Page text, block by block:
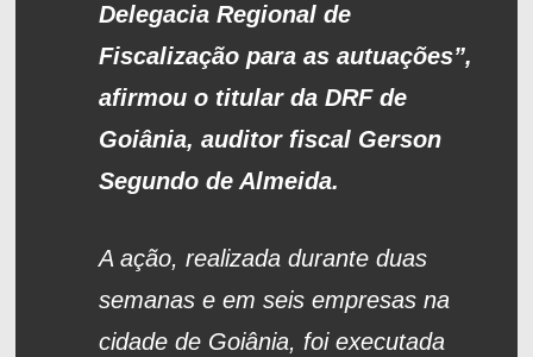
Delegacia Regional de
Fiscalização para as autuações”,
afirmou o titular da DRF de
Goiânia, auditor fiscal Gerson
Segundo de Almeida.
A ação, realizada durante duas
semanas e em seis empresas na
cidade de Goiânia, foi executada